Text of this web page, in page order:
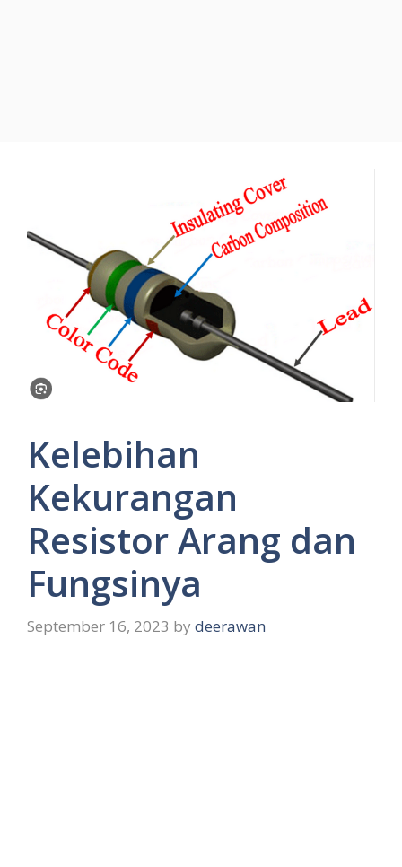
Kelebihan
Kekurangan
Resistor Arang dan
Fungsinya
September 16, 2023 by deerawan